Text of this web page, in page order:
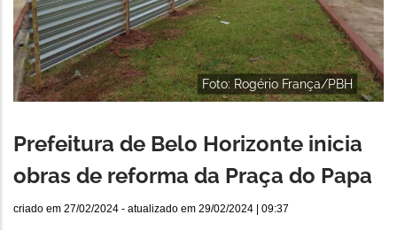
Foto: Rogério França/PBH
Prefeitura de Belo Horizonte inicia
obras de reforma da Praça do Papa
criado em 27/02/2024 - atualizado em 29/02/2024 | 09:37